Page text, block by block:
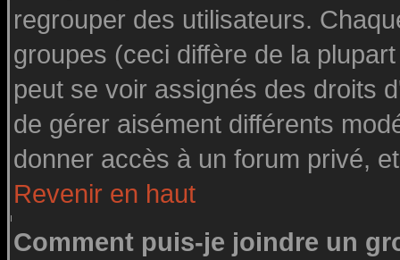
regrouper des utilisateurs.
groupes (ceci diffère de la
peut se voir assignés des droits
de gérer aisément différents
donner accès à un forum privé,
Revenir en haut
Comment puis-je joindre un